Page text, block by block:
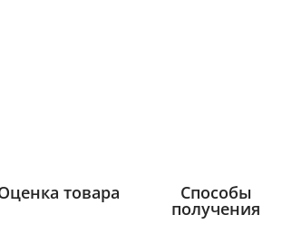
товара Способы
получения